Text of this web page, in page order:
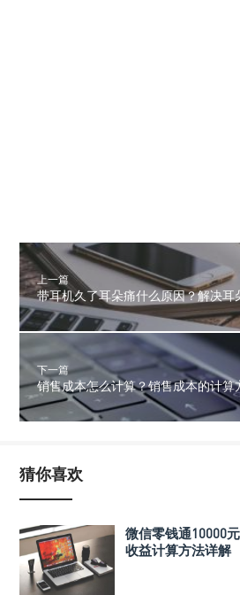
上一篇
带耳机久了耳朵痛什么原因？解决耳
下一篇
销售成本怎么计算？销售成本的计算
猜你喜欢
微信零钱通10000
收益计算方法详解